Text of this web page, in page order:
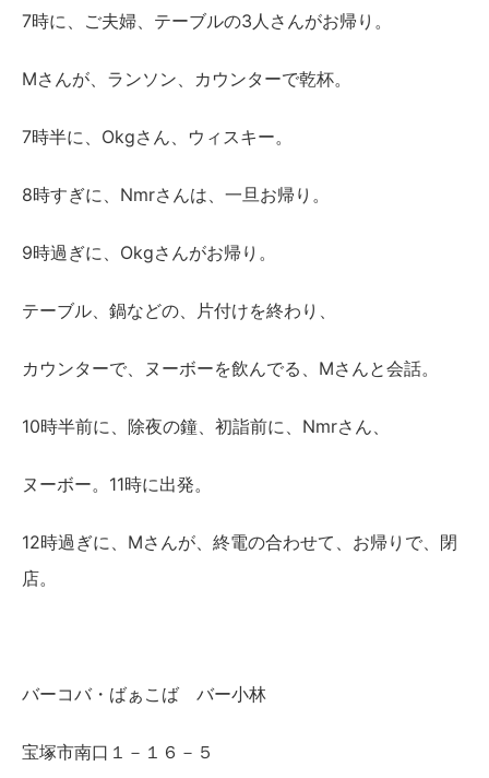
7時に、ご夫婦、テーブルの3人さんがお帰り。
Mさんが、ランソン、カウンターで乾杯。
7時半に、Okgさん、ウィスキー。
8時すぎに、Nmrさんは、一旦お帰り。
9時過ぎに、Okgさんがお帰り。
テーブル、鍋などの、片付けを終わり、
カウンターで、ヌーボーを飲んでる、Mさんと会話。
10時半前に、除夜の鐘、初詣前に、Nmrさん、
ヌーボー。11時に出発。
12時過ぎに、Mさんが、終電の合わせて、お帰りで、閉
店。
バーコバ・ばぁこば バー小林
宝塚市南口１－１６－５